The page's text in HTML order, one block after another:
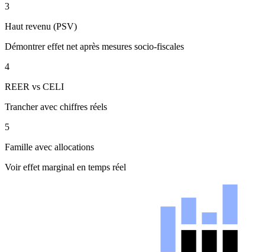
3
Haut revenu (PSV)
Démontrer effet net après mesures socio-fiscales
4
REER vs CELI
Trancher avec chiffres réels
5
Famille avec allocations
Voir effet marginal en temps réel